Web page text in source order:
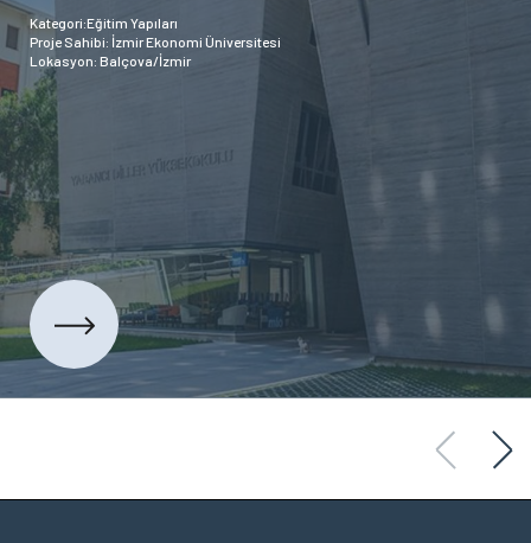
Kategori:Eğitim Yapıları
Proje Sahibi: İzmir Ekonomi Üniversitesi
Lokasyon: Balçova/İzmir